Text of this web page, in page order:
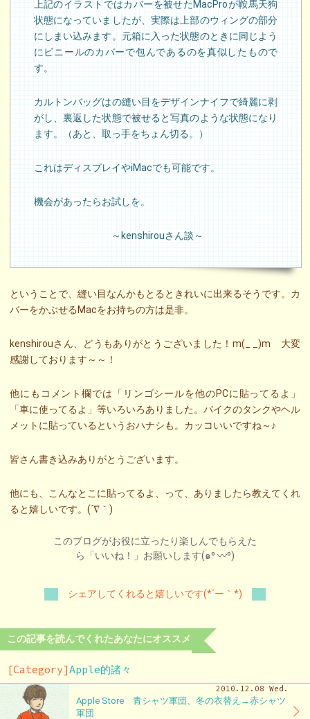
上記のイラストではカバーを被せたMacProが鞍馬天狗
状態になっていましたが、実際は上部のウィングの部分
にしまい込みます。元箱に入った状態のときに同じよう
にビニールのカバーで包んであるのを真似したもので
す。
カルトンバッグはの縫い目をデザインナイフで綺麗に剥
がし、裏返した状態で被せると写真のような状態になり
ます。（あと、取っ手をちょん切る。）
これはディスプレイやiMacでも可能です。
機会があったらお試しを。
～kenshirouさん談～
ということで、縫い目なんかもとるときれいに出来るそうです。カ
バーをかぶせるMacをお持ちの方は是非。
kenshirouさん、どうもありがとうございました！m(_ _)m 大変
感謝しております～～！
他にもコメント欄では「リンゴシールを他のPCに貼ってるよ」
「車に使ってるよ」等いろいろありました。バイクのタンクやヘル
メットに貼っているというおハナシも。カッコいいですね～♪
皆さん書き込みありがとうございます。
他にも、こんなとこに貼ってるよ、って、ありましたら教えてくれ
ると嬉しいです。(´∇｀)
このブログがお役に立ったり楽しんでもらえた
ら「いいね！」お願いします(๑⁰ 〰⁰)
シェアしてくれると嬉しいです(*´ー｀*)
この記事を読んでくれたあなたにオススメ
[Category]Apple的諸々
2010.12.08 Wed.
Apple Store 青シャツ軍団、冬の衣替え→赤シャツ
軍団